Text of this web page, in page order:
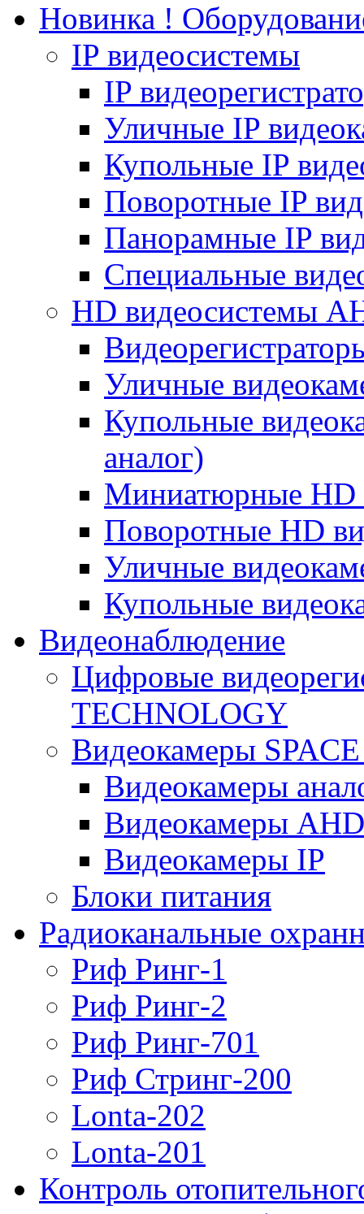
Новинка !
IP видеосистемы
IP
Уличные IP
Купольные IP
Поворотные IP
Панорамные IP
Специальные
HD видеосистемы
Уличные
Купольные
аналог)
Миниатюрные HD
Поворотные HD
Уличные
Купольные
Видеонаблюдение
Цифровые
TECHNOLOGY
Видеокамеры
Видеокамеры
Видеокамеры AHD
Видеокамеры IP
Блоки питания
Радиоканальные
Риф Ринг-1
Риф Ринг-2
Риф Ринг-701
Риф Стринг-200
Lonta-202
Lonta-201
Контроль